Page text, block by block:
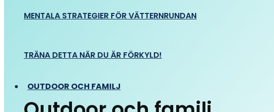
MENTALA STRATEGIER FÖR VÄTTERNRUNDAN
TRÄNA DETTA NÄR DU ÄR FÖRKYLD!
OUTDOOR OCH FAMILJ